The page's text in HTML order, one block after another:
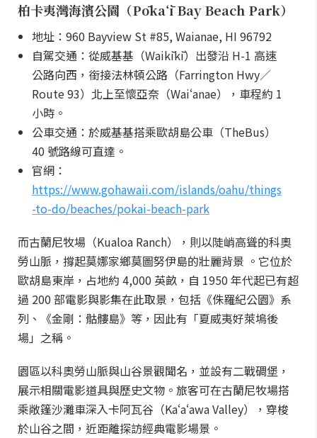
柏卡夷灣海濱公園（Pōkaʻī Bay Beach Park）
地址：960 Bayview St #85, Waianae, HI 96792
自駕交通：從威基基（Waikīkī）出發沿 H-1 高速
公路向西，銜接法林頓公路（Farrington Hwy／
Route 93）北上至懷亞奈（Waiʻanae），車程約 1
小時。
公車交通：於威基基搭乘歐胡島公車（TheBus）
40 號路線可直達。
官網：
https://www.gohawaii.com/islands/oahu/things
-to-do/beaches/pokai-beach-park
而古蘭尼牧場（Kualoa Ranch），則以陡峭高聳的科奧
勞山脈，撐起莫娜家鄉莫圖努伊島的壯麗背景 。它位於
歐胡島東岸，占地約 4,000 英畝，自 1950 年代起已有超
過 200 部電影與影集在此取景，包括《侏羅紀公園》系
列、《金剛：骷髏島》等，因此有「夏威夷好萊塢後
場」之稱。
園區以科奧勞山脈與山谷景觀聞名，並設有二戰碉堡，
展示相關電影道具與歷史文物。旅客可在古蘭尼牧場搭
乘敞篷沙灘車深入卡阿瓦谷（Kaʻaʻawa Valley），穿梭
於山谷之間，近距離探訪經典電影場景。